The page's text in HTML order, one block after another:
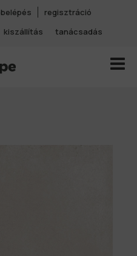
belépés
regisztráció
kiszállítás tanácsadás